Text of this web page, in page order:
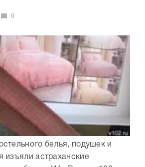
0
белья, подушек и
изъяли астраханские